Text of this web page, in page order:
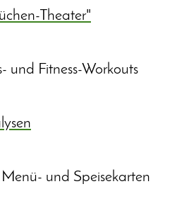
Theater"
und Fitness-Workouts
und Speisekarten